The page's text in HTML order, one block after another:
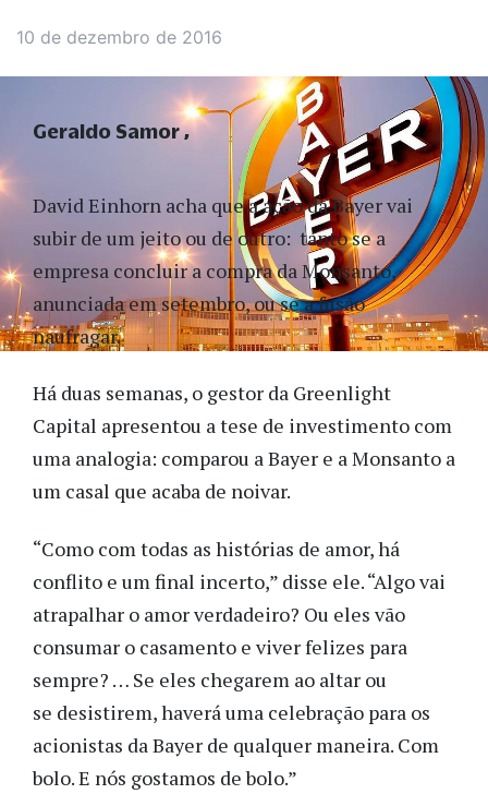
10 de dezembro de 2016
David Einhorn acha que a ação da Bayer vai
subir de um jeito ou de outro: tanto se a
empresa concluir a compra da Monsanto,
anunciada em setembro, ou se a fusão
naufragar.
Há duas semanas, o gestor da Greenlight
Capital apresentou a tese de investimento com
uma analogia: comparou a Bayer e a Monsanto a
um casal que acaba de noivar.
“Como com todas as histórias de amor, há
conflito e um final incerto,” disse ele. “Algo vai
atrapalhar o amor verdadeiro? Ou eles vão
consumar o casamento e viver felizes para
sempre? … Se eles chegarem ao altar ou
se desistirem, haverá uma celebração para os
acionistas da Bayer de qualquer maneira. Com
bolo. E nós gostamos de bolo.”
Geraldo Samor